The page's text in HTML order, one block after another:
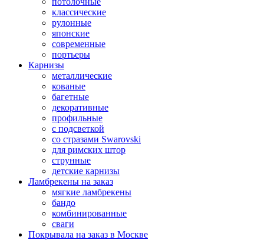
классические
рулонные
японские
современные
портьеры
Карнизы
металлические
кованые
багетные
декоративные
профильные
с подсветкой
со стразами Swarovski
для римских штор
струнные
детские карнизы
Ламбрекены на заказ
мягкие ламбрекены
бандо
комбинированные
сваги
Покрывала на заказ в Москве